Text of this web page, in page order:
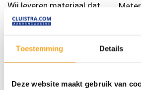
Toestemming Details
Deze website maakt gebruik van
Wij leveren materiaal dat
lang meegaat.